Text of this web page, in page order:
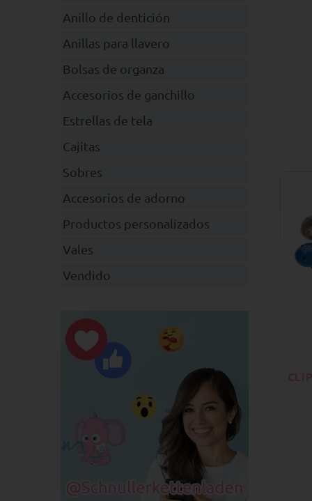
Anillo de dentición
Anillas para llavero
Bolsas de organza
Accesorios de ganchillo
Estrellas de tela
Cajitas
Sobres
Accesorios de adorno
Productos personalizados
Vales
Vendido